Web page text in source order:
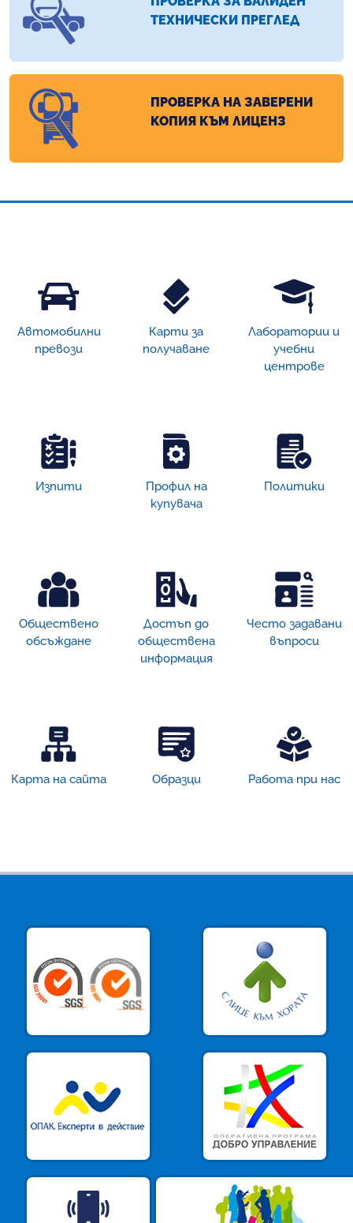
ТЕХНИЧЕСКИ ПРЕГЛЕД
ПРОВЕРКА НА ЗАВЕРЕНИ
КОПИЯ КЪМ ЛИЦЕНЗ
Автомобилни
превози
Карти за
получаване
Лаборатории и
учебни
центрове
Изпити
Профил на
купувача
Политики
Обществено
обсъждане
Достъп дo
обществена
информация
Често задавани
въпроси
Карта на сайта Образци Работа при нас